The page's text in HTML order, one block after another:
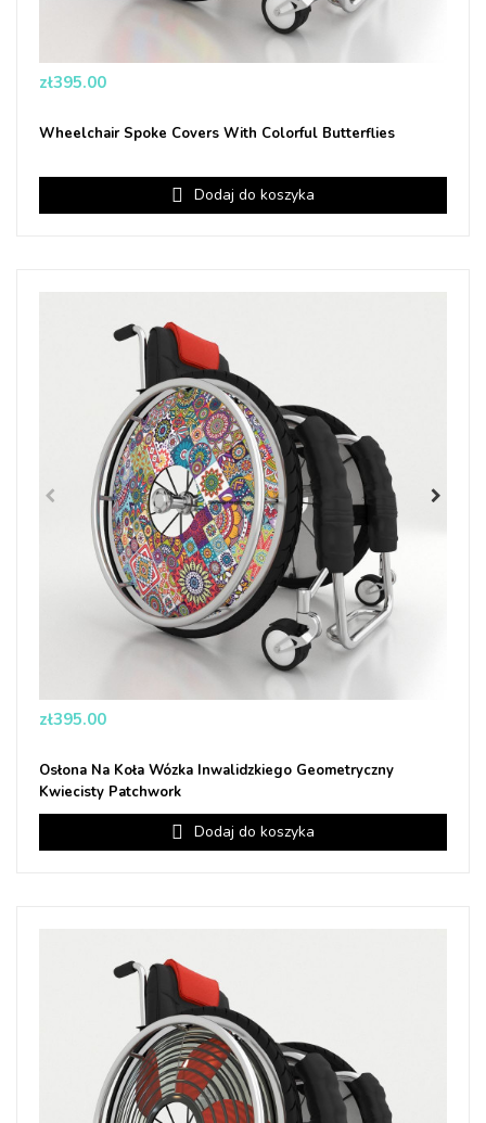
Price
zł395.00
Wheelchair Spoke Covers With Colorful Butterflies
Dodaj do koszyka
Price
zł395.00
Osłona Na Koła Wózka Inwalidzkiego Geometryczny
Kwiecisty Patchwork
Dodaj do koszyka